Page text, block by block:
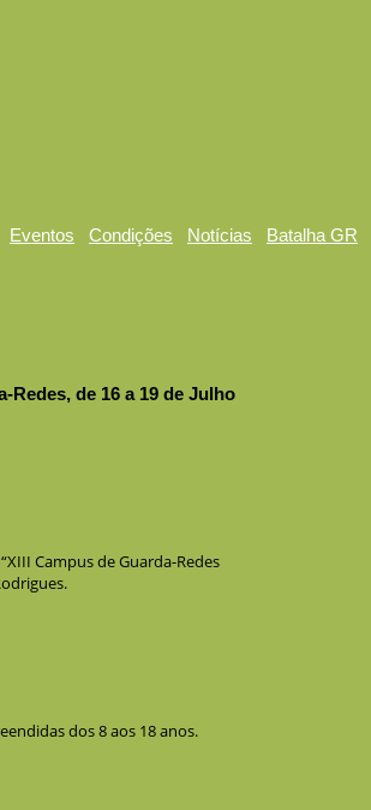
Eventos Condições Notícias Batalha GR
Redes, de 16 a 19 de Julho
Campus de Guarda-Redes
dos 8 aos 18 anos.